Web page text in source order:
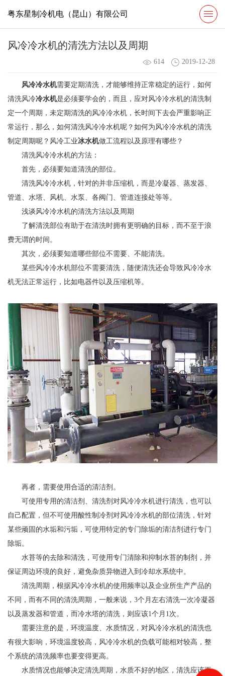
粤东星制冷机电（昆山）有限公司
风冷冷水机的清洗方法以及周期
614 2019-12-28
风冷冷水机需要定期清洗，才能够维持正常稳定的运行，如何
清洗风冷冷水机是必须要学会的，而且，应对风冷冷水机的清洗制
定一个周期，未定期清洗的风冷冷水机，长时间下去会严重影响正
常运行，那么，如何清洗风冷冷水机呢？如何为风冷冷水机的清洗
制定周期呢？风冷工业冰水机做工流程以及原理有哪些？
清洗风冷冷水机的方法：
首先，必须要知道清洗的部位。
清洗风冷冷水机，针对的并非压缩机，而是冷凝器、蒸发器、
管道、水塔、风机、水泵、各阀门、管道连接处等等。
浅谈风冷冷水机的清洗方法以及周期
了解清洗部位有助于在清洗时拥有更明确的目标，而不至于浪
费无谓的时间。
其次，必须要知道哪些部位不需要、不能清洗。
某些风冷冷水机部位不需要清洗，随便清洗还会导致风冷冷水
机无法正常运行，比如电器件以及压缩机等。
再者，需要使用合适的清洁剂。
可使用专用的清洁剂、清洗剂对风冷冷水机进行清洗，也可以
自己配置，但不可使用酸性制冷剂对风冷冷水机的部位清洗，针对
某些顽固的水垢和污垢，可使用特定的专门除垢的清洁剂进行专门
除垢。
水苔等的去除和清洗，可使用专门清除和抑制水苔的制剂，并
保证周边环境的良好，避免杂质异物进入到冷却水系统中。
清洗周期，根据风冷冷水机的使用频率以及企业所生产产品的
不同，而有不同的清洗周期，一般来说，3个月左右清洗一次冷凝器
以及蒸发器和管道，而冷水塔的清洗，则应该1个月1次。
需要注意的是，环境温度、水质情况，对风冷冷水机的清洗也
有很大影响，环境温度较高，风冷冷水机的负载可能相对较高，整
个系统的清洗频率也要变得更高。
水质情况也能够决定清洗周期，水质不好的地区，清洗应该更